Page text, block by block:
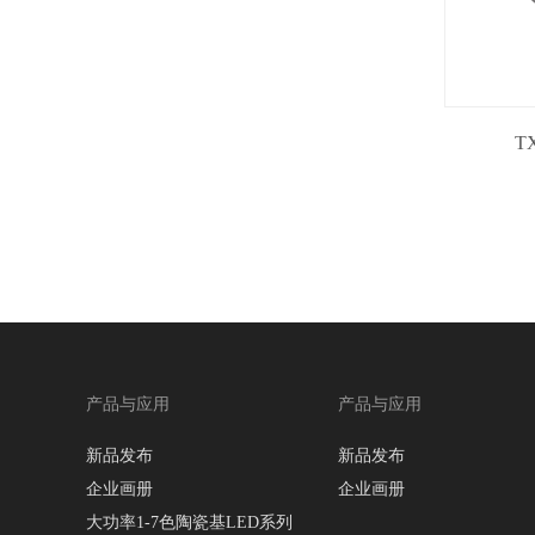
产品与应用
新品发布
企业画册
大功率1-7色陶瓷基LED系列
产品与应用
新品发布
企业画册